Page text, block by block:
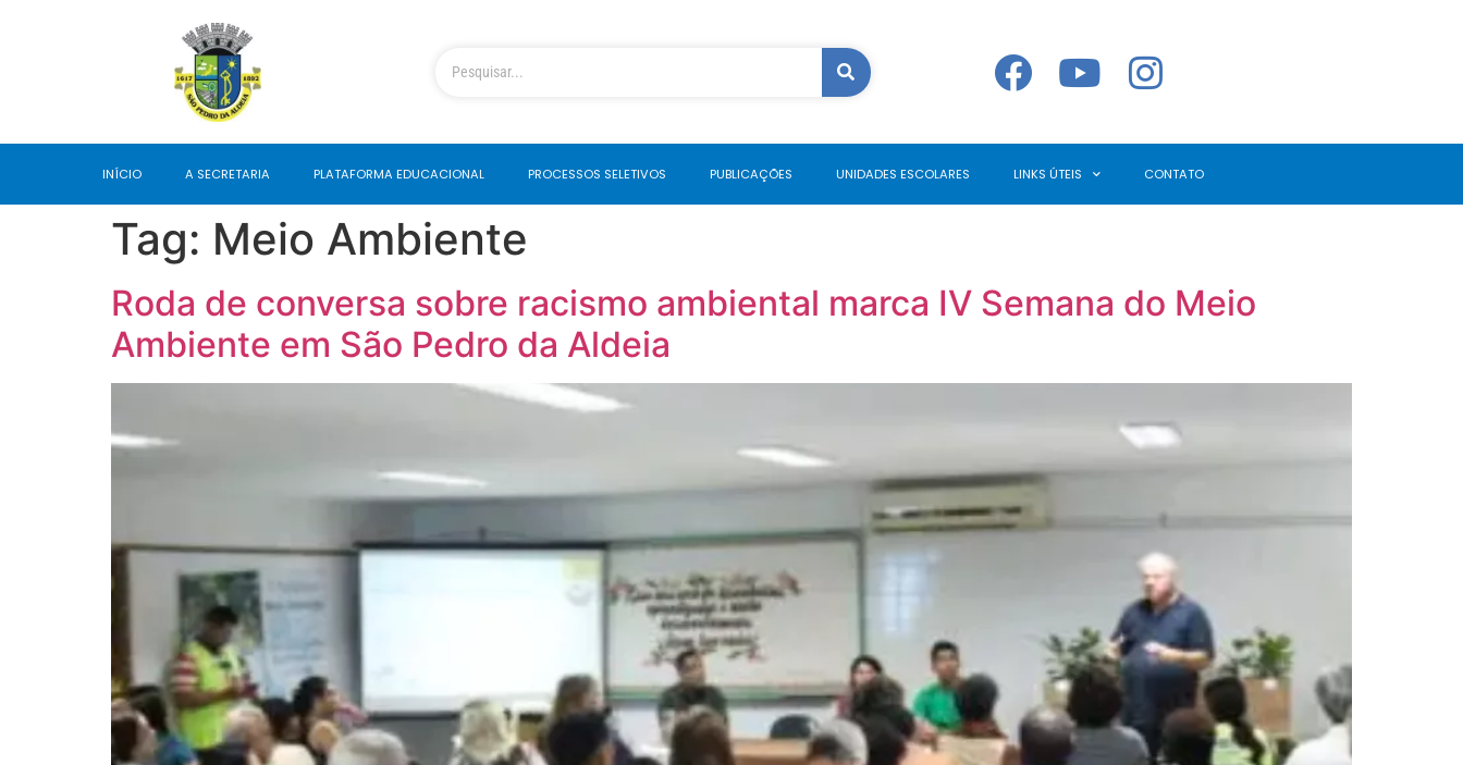
INÍCIO A SECRETARIA PLATAFORMA EDUCACIONAL PROCESSOS SELETIVOS PUBLICAÇÕES UNIDADES ESCOLARES LINKS ÚTEIS CONTATO
Tag: Meio Ambiente
Roda de conversa sobre racismo ambiental marca IV Semana do Meio
Ambiente em São Pedro da Aldeia